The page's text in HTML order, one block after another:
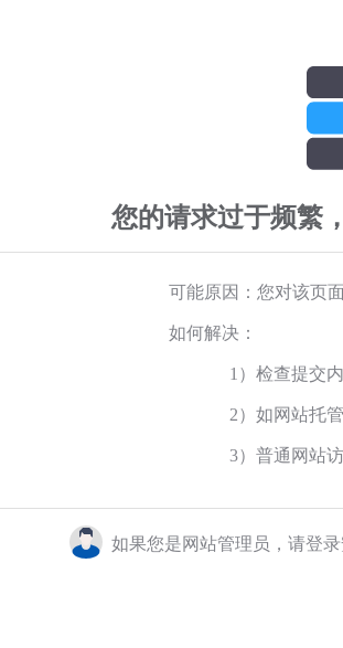
您的请求过于频繁
可能原因：您对该页
如何解决：
1）检查提交
2）如网站托
3）普通网站
如果您是网站管理员，请登